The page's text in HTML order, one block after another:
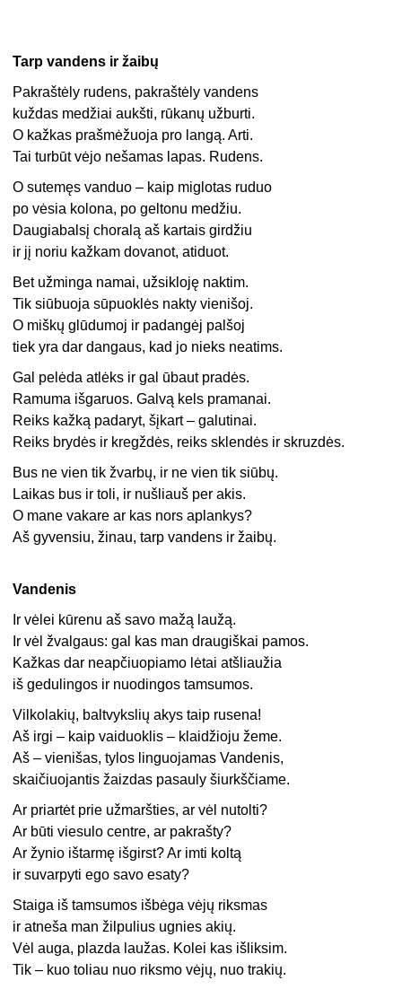
Tarp vandens ir žaibų
Pakraštėly rudens, pakraštėly vandens
kuždas medžiai aukšti, rūkanų užburti.
O kažkas prašmėžuoja pro langą. Arti.
Tai turbūt vėjo nešamas lapas. Rudens.
O sutemęs vanduo – kaip miglotas ruduo
po vėsia kolona, po geltonu medžiu.
Daugiabalsį choralą aš kartais girdžiu
ir jį noriu kažkam dovanot, atiduot.
Bet užminga namai, užsikloję naktim.
Tik siūbuoja sūpuoklės nakty vienišoj.
O miškų glūdumoj ir padangėj palšoj
tiek yra dar dangaus, kad jo nieks neatims.
Gal pelėda atlėks ir gal ūbaut pradės.
Ramuma išgaruos. Galvą kels pramanai.
Reiks kažką padaryt, šįkart – galutinai.
Reiks brydės ir kregždės, reiks sklendės ir skruzdės.
Bus ne vien tik žvarbų, ir ne vien tik siūbų.
Laikas bus ir toli, ir nušliauš per akis.
O mane vakare ar kas nors aplankys?
Aš gyvensiu, žinau, tarp vandens ir žaibų.
Vandenis
Ir vėlei kūrenu aš savo mažą laužą.
Ir vėl žvalgaus: gal kas man draugiškai pamos.
Kažkas dar neapčiuopiamo lėtai atšliaužia
iš gedulingos ir nuodingos tamsumos.
Vilkolakių, baltvykslių akys taip rusena!
Aš irgi – kaip vaiduoklis – klaidžioju žeme.
Aš – vienišas, tylos linguojamas Vandenis,
skaičiuojantis žaizdas pasauly šiurkščiame.
Ar priartėt prie užmaršties, ar vėl nutolti?
Ar būti viesulo centre, ar pakrašty?
Ar žynio ištarmę išgirst? Ar imti koltą
ir suvarpyti ego savo esaty?
Staiga iš tamsumos išbėga vėjų riksmas
ir atneša man žilpulius ugnies akių.
Vėl auga, plazda laužas. Kolei kas išliksim.
Tik – kuo toliau nuo riksmo vėjų, nuo trakių.